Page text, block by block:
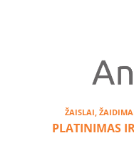
ŽAISLAI,
PLATINIMAS